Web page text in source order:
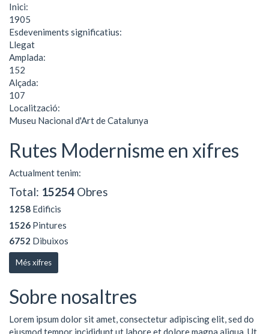
Inici:
1905
Esdeveniments significatius:
Llegat
Amplada:
152
Alçada:
107
Localització:
Museu Nacional d'Art de Catalunya
Rutes Modernisme en xifres
Actualment tenim:
Total: 15254 Obres
1258 Edificis
1526 Pintures
6752 Dibuixos
Més xifres
Sobre nosaltres
Lorem ipsum dolor sit amet, consectetur adipiscing elit, sed do
eiusmod tempor incididunt ut labore et dolore magna aliqua. Ut